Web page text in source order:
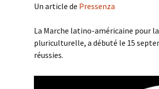
Un article de Pressenza
La Marche latino-américaine pour
pluriculturelle, a débuté le 15
réussies.